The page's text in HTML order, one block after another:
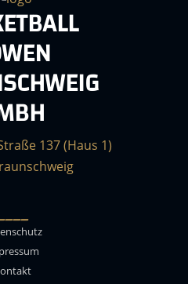
137 (Haus 1)